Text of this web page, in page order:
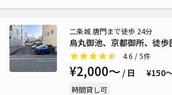
烏丸御池、京都御所、徒
二条城 唐門まで徒歩 24分
4.6 / 5件
¥2,000〜 / 日 ¥150
時間貸し可